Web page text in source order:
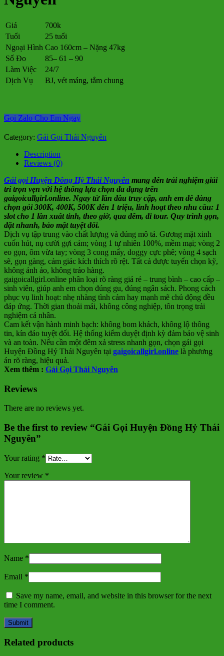
Giá
700k
Tuổi
25 tuổi
Ngoại Hình Cao 160cm – Nặng 47kg
Số Đo
85– 61 – 90
Làm Việc
24/7
Dịch Vụ
BJ, vét máng, tắm chung
Gọi Zalo Cho Em Ngay
Category: Gái Gọi Thái Nguyên
Description
Reviews (0)
Gái gọi Huyện Đồng Hỷ Thái Nguyên mang đến trải nghiệm giải
trí trọn vẹn với hệ thống lựa chọn đa dạng trên
gaigoicallgirl.online. Ngay từ lần đầu truy cập, anh em dễ dàng
chọn gói 300K, 400K, 500K đến 1 triệu, linh hoạt theo nhu cầu: 1
slot cho 1 lần xuất tinh, theo giờ, qua đêm, đi tour. Quy trình gọn,
đặt nhanh, bảo mật tuyệt đối.
Dịch vụ tập trung vào chất lượng và đúng mô tả. Gương mặt xinh
cuốn hút, nụ cười gợi cảm; vòng 1 tự nhiên 100%, mềm mại; vòng 2
eo gọn, ôm vừa tay; vòng 3 cong mẩy, doggy cực phê; vòng 4 sạch
sẽ, gọn gàng, cảm giác kích thích rõ rệt. Tất cả được tuyển chọn kỹ,
không ảnh ảo, không tráo hàng.
gaigoicallgirl.online phân loại rõ ràng giá rẻ – trung bình – cao cấp –
sinh viên, giúp anh em chọn đúng gu, đúng ngân sách. Phong cách
phục vụ linh hoạt: nhẹ nhàng tình cảm hay mạnh mẽ chủ động đều
đáp ứng. Thời gian thoải mái, không công nghiệp, tôn trọng trải
nghiệm cá nhân.
Cam kết vận hành minh bạch: không bom khách, không lộ thông
tin, kín đáo tuyệt đối. Hệ thống kiểm duyệt định kỳ đảm bảo vệ sinh
và an toàn. Nếu cần một đêm xả stress nhanh gọn, chọn gái gọi
Huyện Đồng Hỷ Thái Nguyên tại gaigoicallgirl.online là phương
án rõ ràng, hiệu quả.
Xem thêm : Gái Gọi Thái Nguyên
Reviews
There are no reviews yet.
Be the first to review “Gái Gọi Huyện Đồng Hỷ Thái
Nguyên”
Your rating *
Your review *
Name *
Email *
Save my name, email, and website in this browser for the next
time I comment.
Related products